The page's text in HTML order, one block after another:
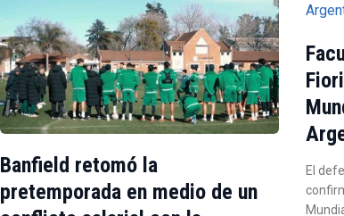
Banfield retomó la
pretemporada en medio de un
El